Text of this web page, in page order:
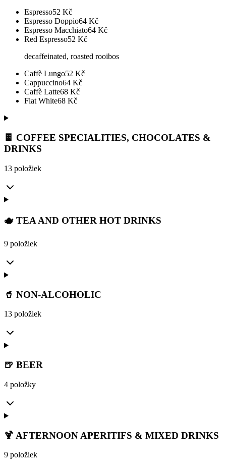
Espresso52 Kč
Espresso Doppio64 Kč
Espresso Macchiato64 Kč
Red Espresso52 Kč
decaffeinated, roasted rooibos
Caffè Lungo52 Kč
Cappuccino64 Kč
Caffè Latte68 Kč
Flat White68 Kč
🍫 COFFEE SPECIALITIES, CHOCOLATES &
DRINKS
13 položiek
🫖 TEA AND OTHER HOT DRINKS
9 položiek
🥤 NON-ALCOHOLIC
13 položiek
🍺 BEER
4 položky
🍹 AFTERNOON APERITIFS & MIXED DRINKS
9 položiek